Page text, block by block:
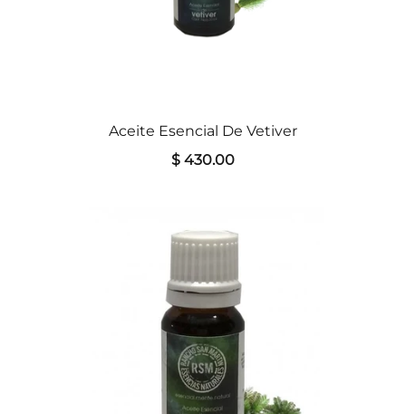
Aceite Esencial De Vetiver
$ 430.00